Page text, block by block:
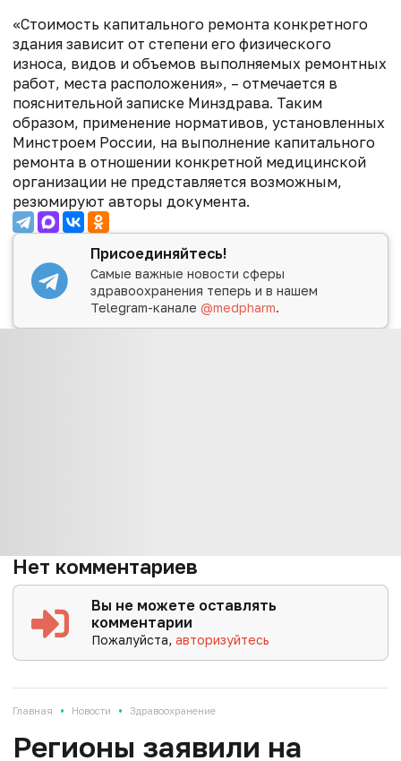
«Стоимость капитального ремонта конкретного
здания зависит от степени его физического
износа, видов и объемов выполняемых ремонтных
работ, места расположения», – отмечается в
пояснительной записке Минздрава. Таким
образом, применение нормативов, установленных
Минстроем России, на выполнение капитального
ремонта в отношении конкретной медицинской
организации не представляется возможным,
резюмируют авторы документа.
Присоединяйтесь!
Самые важные новости сферы
здравоохранения теперь и в нашем
Telegram-канале@medpharm.
Нет комментариев
Вы не можете оставлять
комментарии
Пожалуйста,авторизуйтесь
Главная • Новости • Здравоохранение
Регионы заявили на